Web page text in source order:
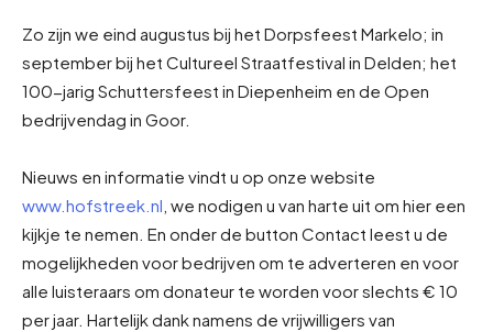
Zo zijn we eind augustus bij het Dorpsfeest Markelo; in
september bij het Cultureel Straatfestival in Delden; het
100-jarig Schuttersfeest in Diepenheim en de Open
bedrijvendag in Goor.
Nieuws en informatie vindt u op onze website
www.hofstreek.nl , we nodigen u van harte uit om hier een
kijkje te nemen. En onder de button Contact leest u de
mogelijkheden voor bedrijven om te adverteren en voor
alle luisteraars om donateur te worden voor slechts € 10
per jaar. Hartelijk dank namens de vrijwilligers van